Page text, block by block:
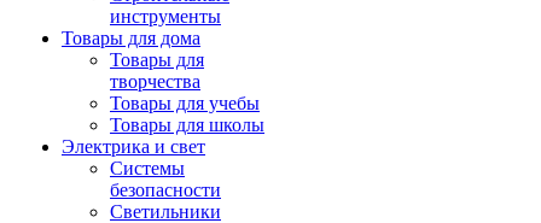
инструменты
Товары для дома
Товары для
творчества
Товары для учебы
Товары для школы
Электрика и свет
Системы
безопасности
Светильники